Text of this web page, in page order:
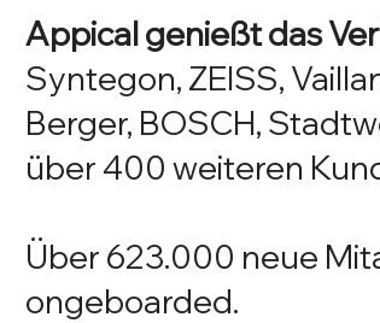
Appical genießt das
Syntegon, ZEISS,
Berger, BOSCH,
über 400 weiteren
Über 623.000 neue
ongeboarded.